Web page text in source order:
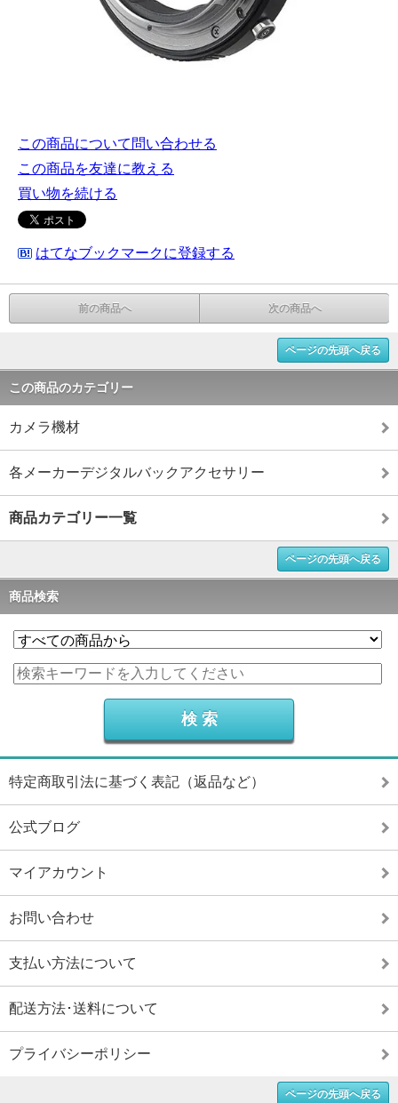
この商品について問い合わせる
この商品を友達に教える
買い物を続ける
はてなブックマークに登録する
前の商品へ 次の商品へ
ページの先頭へ戻る
この商品のカテゴリー
カメラ機材
各メーカーデジタルバックアクセサリー
商品カテゴリー一覧
ページの先頭へ戻る
商品検索
特定商取引法に基づく表記（返品など）
公式ブログ
マイアカウント
お問い合わせ
支払い方法について
配送方法･送料について
プライバシーポリシー
ページの先頭へ戻る